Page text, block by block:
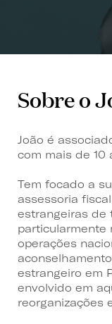
Sobre o
João é
com mais de 10
Tem focado a
assessoria
estrangeiras de
particularmente
operações
estrangeiro em
envolvido em
reorganizações